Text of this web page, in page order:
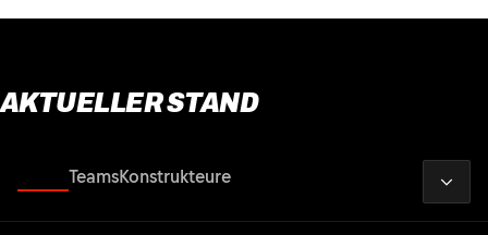
AKTUELLER STAND
TeamsKonstrukteure